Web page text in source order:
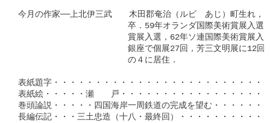
今月の作家──上北伊三武　　木田郡奄治（ルビ　あじ）町生れ，
卒．59年オランダ国際美術賞展入選，61年
賞展入選，62年ソ連国際美術賞展入選，欧
銀座で個展27回，芳三文明展に12回入選，
の４に居住．
表紙題字・・・・・・・・・・・・・・・・・・・・・・・・・
表紙絵・・・・・瀬　　戸・・・・・・・・・・・・・・・・・
巻頭論説・・・・・四国海岸一周鉄道の完成を望む・・・・・・
長編伝記・・・三土忠造（十八・最終回）・・・・・・・・・・